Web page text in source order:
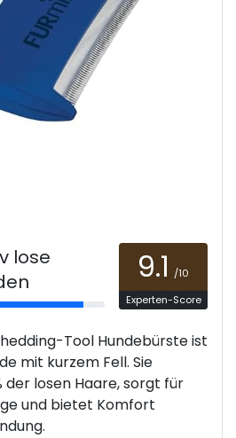
lose
9.1 /10
Experten-Score
Tool Hundebürste ist
mit kurzem Fell. Sie
der losen Haare, sorgt für
und bietet Komfort